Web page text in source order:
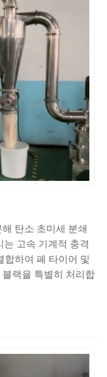
탄소 초미세 분쇄
는 고속 기계적 충격
합하여 폐 타이어 및
랙을 특별히 처리합